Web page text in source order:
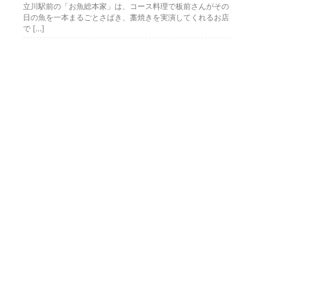
立川駅前の「お魚総本家」は、コース料理で板前さんがその
日の魚を一本まるごとさばき、藁焼きを実演してくれるお店
で […]